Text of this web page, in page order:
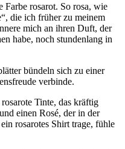
rosarot. So rosa, wie
die ich früher zu meinem
mich an ihren Duft, der
habe, noch stundenlang in
bündeln sich zu einer
verbinde.
Tinte, das kräftig
einen Rosé, der in der
rosarotes Shirt trage, fühle